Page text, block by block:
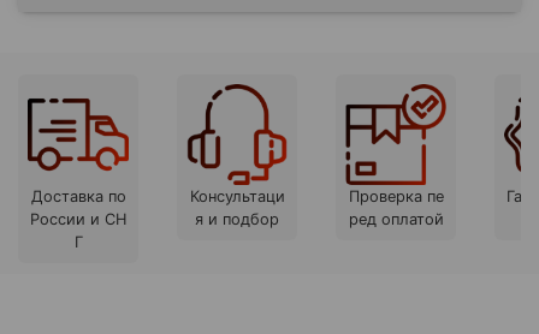
Доставка по
России и СН
Г
Консультаци
я и подбор
Проверка пе
ред оплатой